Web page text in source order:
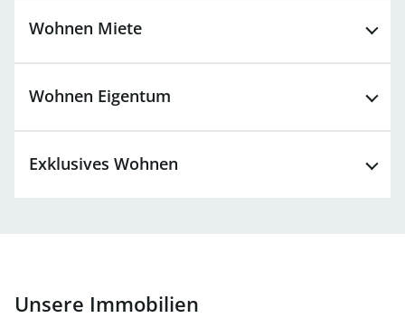
Wohnen Miete
Wohnen Eigentum
Exklusives Wohnen
Unsere Immobilien